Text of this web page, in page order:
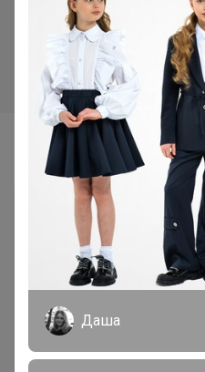
2 350р
Рубашка 2053
Самые желанные
Даша